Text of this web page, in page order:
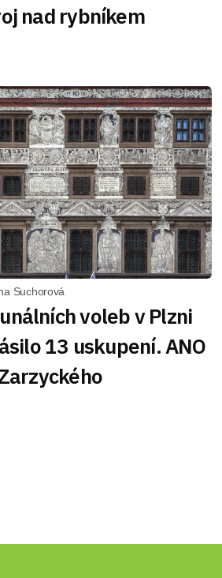
nad rybníkem
Suchorová
voleb v Plzni
13 uskupení. ANO